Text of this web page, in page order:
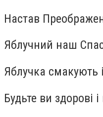
Настав
Яблучний наш
Яблучка смакують і
Будьте ви здорові